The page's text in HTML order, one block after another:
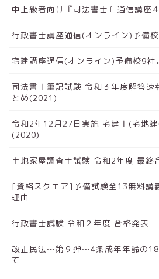
中上級者向け『司法書士』通信講座
行政書士講座通信(オンライン)予備
宅建講座通信(オンライン)予備校9社
司法書士筆記試験 令和３年度解答速
とめ(2021)
令和2年12月27日実施 宅建士(宅地
(2020)
土地家屋調査士試験 令和2年度 最終
[資格スクエア]予備試験全13無料講
理由
行政書士試験 令和２年度 合格発表
改正民法～第９弾～4条成年年齢の
て